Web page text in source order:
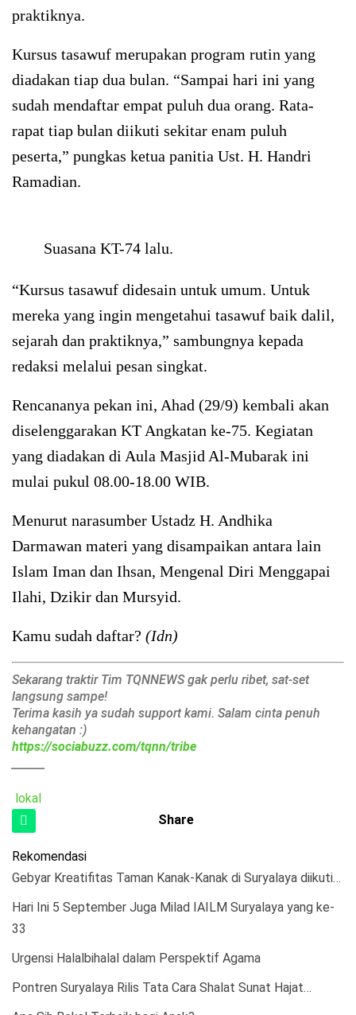
praktiknya.
Kursus tasawuf merupakan program rutin yang
diadakan tiap dua bulan. “Sampai hari ini yang
sudah mendaftar empat puluh dua orang. Rata-
rapat tiap bulan diikuti sekitar enam puluh
peserta,” pungkas ketua panitia Ust. H. Handri
Ramadian.
Suasana KT-74 lalu.
“Kursus tasawuf didesain untuk umum. Untuk
mereka yang ingin mengetahui tasawuf baik dalil,
sejarah dan praktiknya,” sambungnya kepada
redaksi melalui pesan singkat.
Rencananya pekan ini, Ahad (29/9) kembali akan
diselenggarakan KT Angkatan ke-75. Kegiatan
yang diadakan di Aula Masjid Al-Mubarak ini
mulai pukul 08.00-18.00 WIB.
Menurut narasumber Ustadz H. Andhika
Darmawan materi yang disampaikan antara lain
Islam Iman dan Ihsan, Mengenal Diri Menggapai
Ilahi, Dzikir dan Mursyid.
Kamu sudah daftar? (Idn)
Sekarang traktir Tim TQNNEWS gak perlu ribet, sat-set
langsung sampe!
Terima kasih ya sudah support kami. Salam cinta penuh
kehangatan :)
https://sociabuzz.com/tqnn/tribe
lokal
Share
Rekomendasi
Gebyar Kreatifitas Taman Kanak-Kanak di Suryalaya diikuti…
Hari Ini 5 September Juga Milad IAILM Suryalaya yang ke-
33
Urgensi Halalbihalal dalam Perspektif Agama
Pontren Suryalaya Rilis Tata Cara Shalat Sunat Hajat…